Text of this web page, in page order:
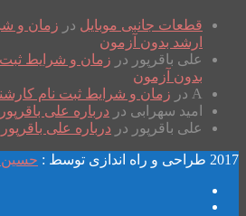
قطعات جانبی موبایل در زمان و
ارشد بدون آزمون
علی باقرپور در زمان و شرایط
بدون آزمون
A در زمان و شرایط ثبت نام
امید سهرابی در درباره علی
علی باقرپور در درباره علی
2017 طراحی و راه اندازی توسط : حسین